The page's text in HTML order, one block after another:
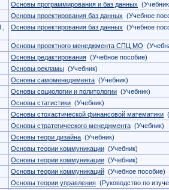
Основы программирования и баз данных
Основы проектирования баз данных (Учебное
Основы проектирования баз данных (Учебное
Основы проектного менеджмента СПЦ МО
Основы редактирования (Учебное пособие)
Основы рекламы (Учебник)
Основы самоменеджмента (Учебник)
Основы социологии и политологии (Учебник)
Основы статистики (Учебник)
Основы стохастической финансовой математики
Основы стратегического менеджмента (Учебник)
Основы теори дизайна (Учебник)
Основы теории коммуникации (Учебник)
Основы теории коммуникации (Учебник)
Основы теории коммуникаций (Учебное пособие)
Основы теории управления (Руководство по